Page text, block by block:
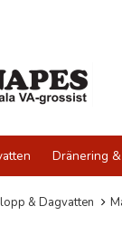
Dränering
& Dagvatten